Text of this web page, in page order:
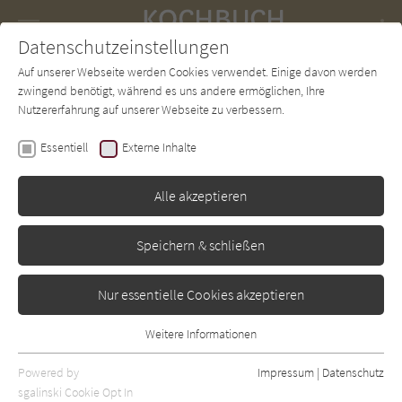
SUCHE Forum Charts Newsletter
Lauren Wilson
The Walking Dead: Das
offizielle Koch- und
Überlebenshandbuch
Panini Erschienen: Januar 2018 0
Datenschutzeinstellungen
Auf unserer Webseite werden Cookies verwendet. Einige davon werden
zwingend benötigt, während es uns andere ermöglichen, Ihre
Nutzererfahrung auf unserer Webseite zu verbessern.
Essentiell Externe Inhalte
Alle akzeptieren
Speichern & schließen
Nur essentielle Cookies akzeptieren
Essentielle Cookies werden für grundlegende Funktionen der
Webseite benötigt. Dadurch ist gewährleistet, dass die Webseite
Weitere Informationen
Powered by
sgalinski Cookie Opt In
Impressum | Datenschutz